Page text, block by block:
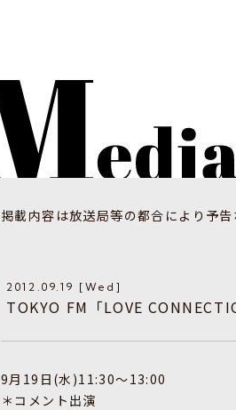
掲載内容は放送局等の都合により予
2012.09.19 [Wed]
TOKYO FM「LOVE
9月19日(水)11:30～13:00
＊コメント出演